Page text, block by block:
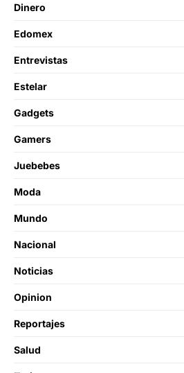
Dinero
Edomex
Entrevistas
Estelar
Gadgets
Gamers
Juebebes
Moda
Mundo
Nacional
Noticias
Opinion
Reportajes
Salud